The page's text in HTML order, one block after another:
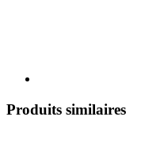
Produits similaires